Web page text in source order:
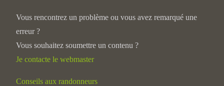
Vous rencontrez un problème ou vous avez remarqué une
erreur ?
Vous souhaitez soumettre un contenu ?
Je contacte le webmaster
Conseils aux randonneurs